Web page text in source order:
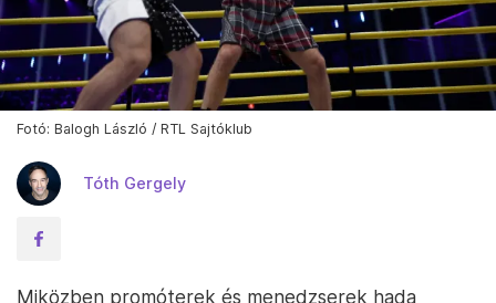
Fotó: Balogh László / RTL Sajtóklub
Tóth Gergely
Miközben promóterek és menedzserek hada